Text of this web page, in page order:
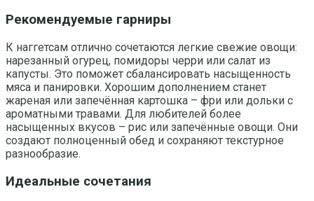
Рекомендуемые гарниры
К наггетсам отлично сочетаются легкие свежие овощи:
нарезанный огурец, помидоры черри или салат из
капусты. Это поможет сбалансировать насыщенность
мяса и панировки. Хорошим дополнением станет
жареная или запечённая картошка – фри или дольки с
ароматными травами. Для любителей более
насыщенных вкусов – рис или запечённые овощи. Они
создают полноценный обед и сохраняют текстурное
разнообразие.
Идеальные сочетания